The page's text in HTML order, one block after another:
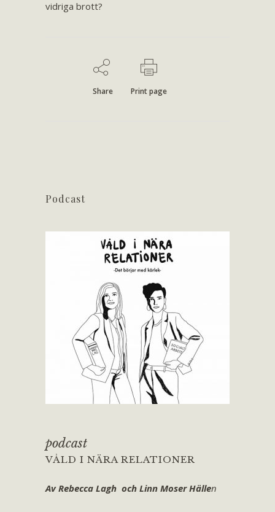
vidriga brott?
Share Print page
Podcast
podcast
VÅLD I NÄRA RELATIONER
Av Rebecca Lagh och Linn Moser Hällen